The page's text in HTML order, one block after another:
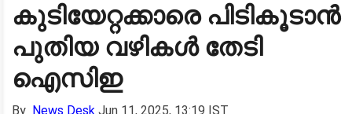
കുടിയേറ്റക്കാരെ പിടികൂടാൻ
പുതിയ വഴികൾ തേടി
ഐസിഇ
By News Desk Jun 11, 2025, 13:19 IST